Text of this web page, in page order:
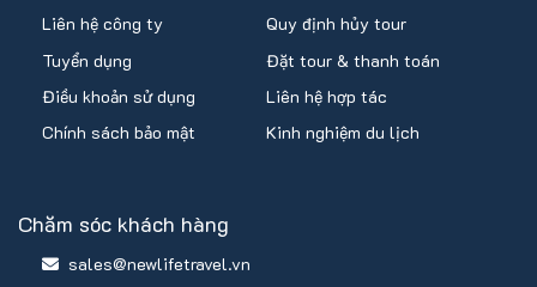
Liên hệ công ty
Tuyển dụng
Điều khoản sử dụng
Chính sách bảo mật
Quy định hủy tour
Đặt tour & thanh toán
Liên hệ hợp tác
Kinh nghiệm du lịch
Chăm sóc khách hàng
sales@newlifetravel.vn